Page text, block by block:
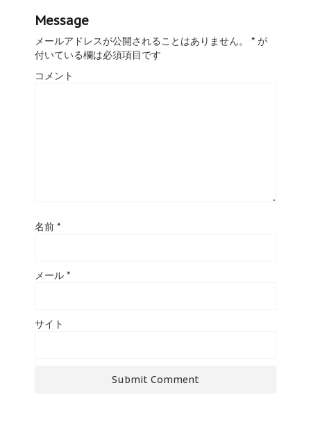
Message
メールアドレスが公開されることはありません。 * が
付いている欄は必須項目です
コメント
名前 *
メール *
サイト